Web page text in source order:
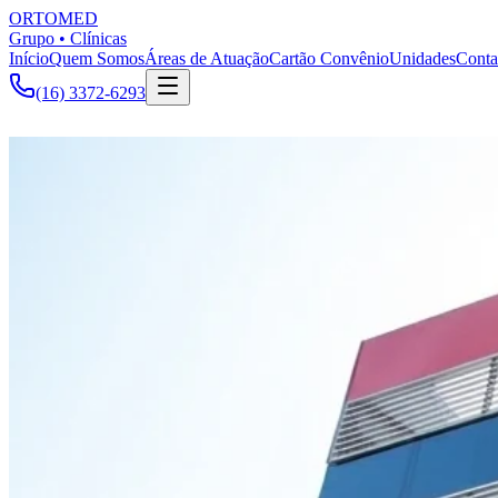
ORTOMED
Grupo • Clínicas
InícioQuem SomosÁreas de AtuaçãoCartão ConvênioUnidades
(16) 3372-6293